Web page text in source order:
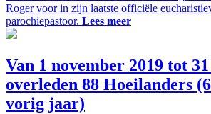
Roger voor in zijn laatste officiële
parochiepastoor. Lees meer
Van 1 november 2019 tot
overleden 88 Hoeilanders
vorig jaar)